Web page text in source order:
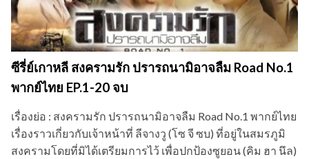
เรื่องย่อ : สงครามรัก ปรารถนามิอาจลืม Road No.1 พากย์ไทย
เรื่องราวเกี่ยวกับเจ้าหน้าที่ ลีจางวู (โซ จี ซบ) ที่อยู่ในสมรภูมิ
สงครามโดยที่มิได้เตรียมการไว้ เพื่อปกป้องซูยอน (คิม ฮา นึล)
ผู้หญิงที่เขารู้จักและรักมาตั้งแต่ยังเด็ก การเอาตัวรอด
มิตรภาพ และอุดมการ...
8 3 2 3 ปีที่แล้ว 